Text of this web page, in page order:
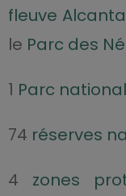
fleuve
le Parc des
1 Parc national
74 réserves
4 zones